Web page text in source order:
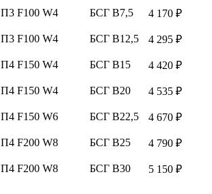
П3 F100 W4 БСГ В7,5
4 170 ₽
П3 F100 W4 БСГ В12,5
4 295 ₽
П4 F150 W4 БСГ В15
4 420 ₽
П4 F150 W4 БСГ В20
4 535 ₽
П4 F150 W6 БСГ В22,5
4 670 ₽
П4 F200 W8 БСГ В25
4 790 ₽
П4 F200 W8 БСГ В30
5 150 ₽